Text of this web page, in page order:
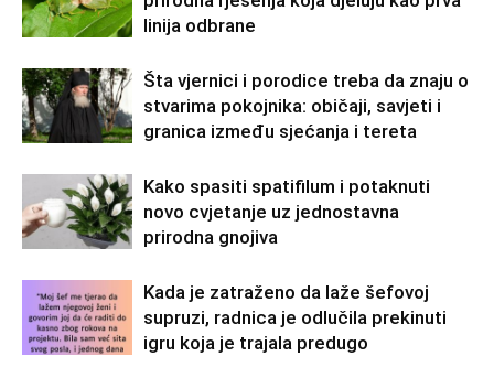
linija odbrane
Šta vjernici i porodice treba da znaju o
stvarima pokojnika: običaji, savjeti i
granica između sjećanja i tereta
Kako spasiti spatifilum i potaknuti
novo cvjetanje uz jednostavna
prirodna gnojiva
Kada je zatraženo da laže šefovoj
supruzi, radnica je odlučila prekinuti
igru koja je trajala predugo